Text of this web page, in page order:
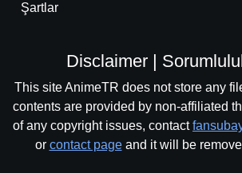
Şartlar
Disclaimer |
This site AnimeTR does not store any
contents are provided by non-affiliated
of any copyright issues, contact
or contact pageand it will be